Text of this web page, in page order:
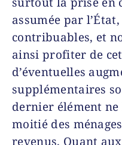
assumée par
contribuables, et
ainsi profiter de
d’éventuelles
supplémentaires
dernier élément
moitié des
revenus. Quant